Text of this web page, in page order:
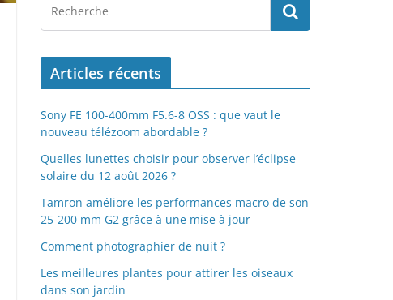
Articles récents
Sony FE 100-400mm F5.6-8 OSS : que vaut le
nouveau télézoom abordable ?
Quelles lunettes choisir pour observer l’éclipse
solaire du 12 août 2026 ?
Tamron améliore les performances macro de son
25-200 mm G2 grâce à une mise à jour
Comment photographier de nuit ?
Les meilleures plantes pour attirer les oiseaux
dans son jardin